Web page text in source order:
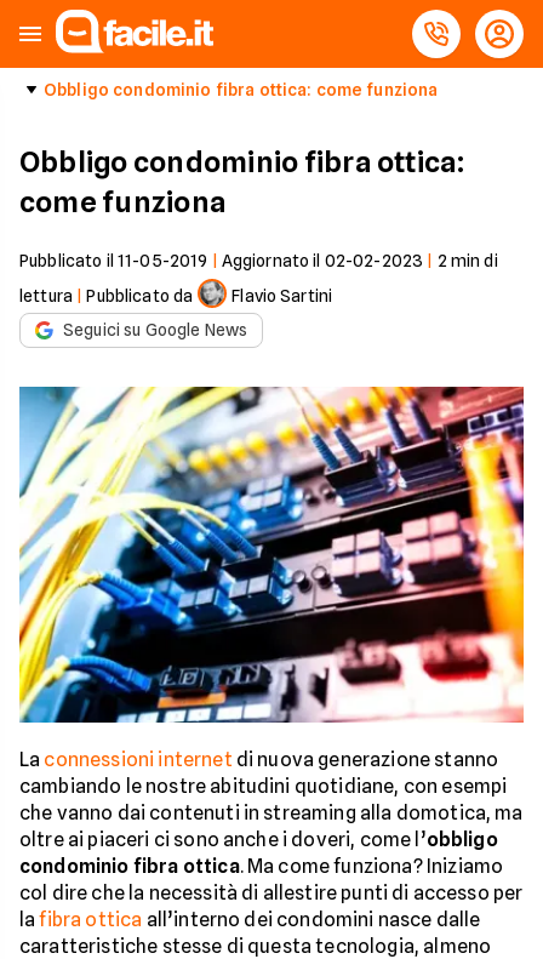
Obbligo condominio fibra ottica: come funziona
Obbligo condominio fibra ottica:
come funziona
Pubblicato il 11-05-2019 Aggiornato il 02-02-2023 2 min di
lettura |Pubblicato da
Flavio Sartini
Seguici su Google News
La connessioni internet di nuova generazione stanno
cambiando le nostre abitudini quotidiane, con esempi
che vanno dai contenuti in streaming alla domotica, ma
oltre ai piaceri ci sono anche i doveri, come l’obbligo
condominio fibra ottica. Ma come funziona? Iniziamo
col dire che la necessità di allestire punti di accesso per
lafibra ottica all’interno dei condomini nasce dalle
caratteristiche stesse di questa tecnologia, almeno